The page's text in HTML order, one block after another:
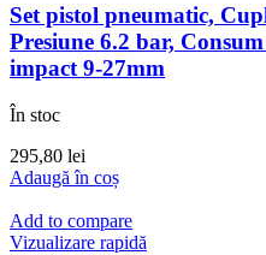
Set pistol pneumatic,
Presiune 6.2 bar,
impact 9-27mm
În stoc
295,80 lei
Adaugă în coș
Add to compare
Vizualizare rapidă